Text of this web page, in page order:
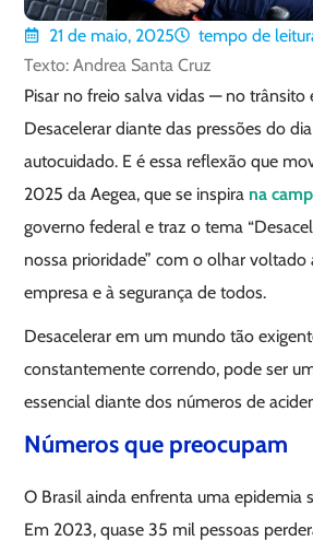
21 de maio, 2025 tempo de
Texto: Andrea Santa Cruz
Pisar no freio salva vidas — no trânsito
Desacelerar diante das pressões do
autocuidado. E é essa reflexão que
2025 da Aegea, que se inspira na
governo federal e traz o tema
nossa prioridade” com o olhar voltado
empresa e à segurança de todos.
Desacelerar em um mundo tão
constantemente correndo, pode ser
essencial diante dos números de
Números que preocupam
O Brasil ainda enfrenta uma epidemia
Em 2023, quase 35 mil pessoas